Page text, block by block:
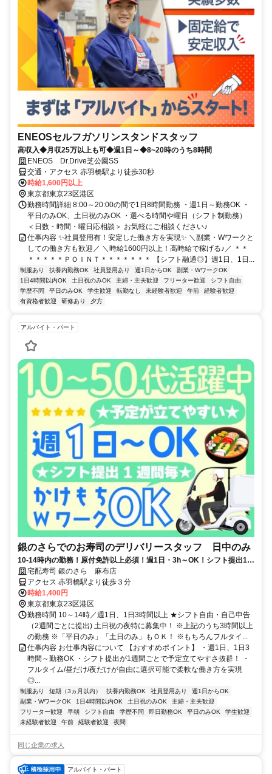
ENEOSセルフガソリンスタンドスタッフ
高収入◆月収25万以上も可◆週1日～◆8~20時のうち8時間
ENEOS Dr.Drive芝公園SS
交通・アクセス 赤羽橋駅より徒歩30秒
時給1,600円以上
東京都東京23区港区
勤務時間詳細 8:00～20:00の間で1日8時間勤務 ・週1日～勤務OK ・
平日のみOK、土日祝のみOK ・選べる時間や曜日（シフト制勤務）
＜日数・時間・曜日応相談＞ お気軽にご相談ください♪
仕事内容 ✨社員登用有！安定した働き方を実現✨ ＼副業・Wワークと
しての働き方も歓迎／ ＼時給1600円以上！高時給で稼げる♪／ ＊＊
＊＊＊＊＊ＰＯＩＮＴ＊＊＊＊＊＊＊ 【シフト融通◎】週1日、1日...
制服あり 扶養内勤務OK 社員登用あり 週1日からOK
副業・WワークOK
1日4時間以内OK
土日祝のみOK 主婦・主夫歓迎 フリーター歓迎
シフト自由
学歴不問
平日のみOK 学生歓迎 転勤なし 未経験者歓迎 午前
経験者歓迎
有資格者歓迎
研修あり 夕方
アルバイト・パート
銀のさらでのお寿司のデリバリースタッフ 日中のみ
10-14時内の勤務！原付免許以上必須！週1日・3h～OK！シフト提出1週
間毎★社割最大50％オフ！ 赤羽橋駅徒歩3分
宅配寿司 銀のさら 麻布店
アクセス 赤羽橋駅より徒歩３分
時給1,400円
東京都東京23区港区
勤務時間 10～14時／週1日、1日3時間以上 ★シフト自由・自己申告
（2週間ごとに提出) 土日祝の夜特に募集中！ ※上記のうち3時間以上
の勤務 ※「平日のみ」「土日のみ」もＯＫ！ ※もちろんフルタイ...
仕事内容 お仕事内容について 【おすすめポイント】 ・週1日、1日3
時間～勤務OK ・シフト提出が1週間ごとで予定立てやすさ抜群！ ・
フルタイム/昼だけ/夜だけが自由に選択可能で柔軟な働き方を実現
◎...
制服あり 短期（3ヵ月以内） 扶養内勤務OK 社員登用あり
週1日からOK
副業・WワークOK
1日4時間以内OK 土日祝のみOK
主婦・主夫歓迎
フリーター歓迎
早朝 シフト自由 学歴不問 即日勤務OK 平日のみOK
学生歓迎
未経験者歓迎
午前 経験者歓迎 夜間
同じ企業の求人
アルバイト・パート